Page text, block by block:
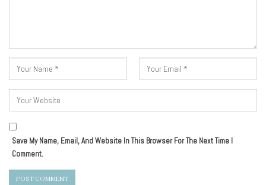
Save My Name, Email, And Website In This Browser For The Next Time I
Comment.